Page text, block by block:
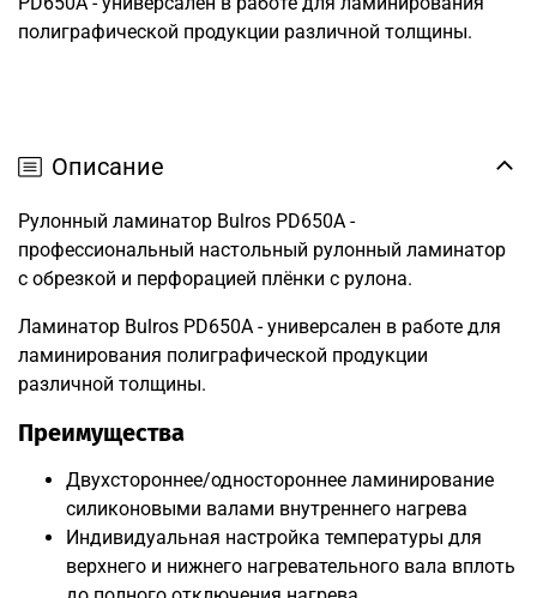
полиграфической продукции различной толщины.
Описание
Рулонный ламинатор Bulros PD650A -
профессиональный настольный рулонный ламинатор
с обрезкой и перфорацией плёнки с рулона.
Ламинатор Bulros PD650A - универсален в работе для
ламинирования полиграфической продукции
различной толщины.
Преимущества
Двухстороннее/одностороннее ламинирование
силиконовыми валами внутреннего нагрева
Индивидуальная настройка температуры для
верхнего и нижнего нагревательного вала вплоть